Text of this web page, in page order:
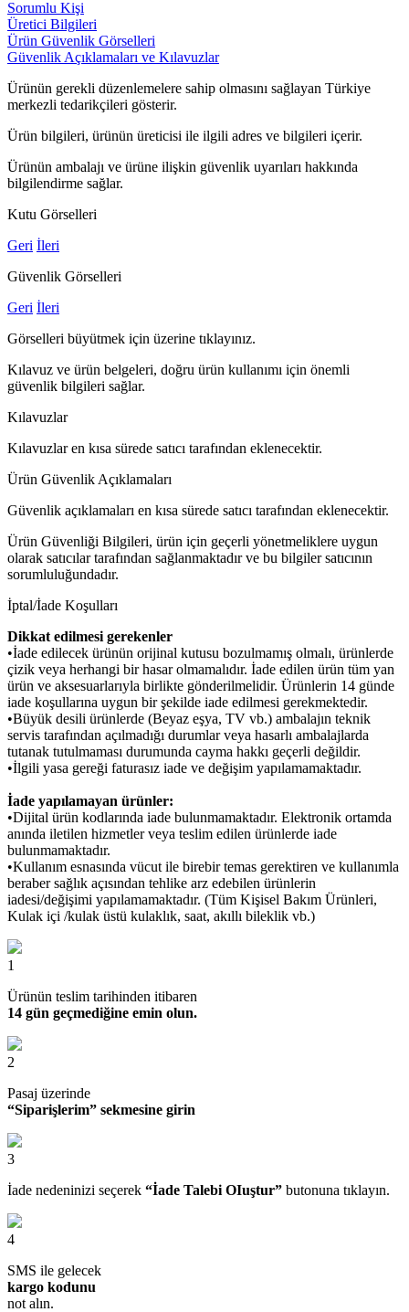
Sorumlu Kişi
Üretici Bilgileri
Ürün Güvenlik Görselleri
Güvenlik Açıklamaları ve Kılavuzlar
Ürünün gerekli düzenlemelere sahip olmasını sağlayan Türkiye
merkezli tedarikçileri gösterir.
Ürün bilgileri, ürünün üreticisi ile ilgili adres ve bilgileri içerir.
Ürünün ambalajı ve ürüne ilişkin güvenlik uyarıları hakkında
bilgilendirme sağlar.
Kutu Görselleri
Geri İleri
Güvenlik Görselleri
Geri İleri
Görselleri büyütmek için üzerine tıklayınız.
Kılavuz ve ürün belgeleri, doğru ürün kullanımı için önemli
güvenlik bilgileri sağlar.
Kılavuzlar
Kılavuzlar en kısa sürede satıcı tarafından eklenecektir.
Ürün Güvenlik Açıklamaları
Güvenlik açıklamaları en kısa sürede satıcı tarafından eklenecektir.
Ürün Güvenliği Bilgileri, ürün için geçerli yönetmeliklere uygun
olarak satıcılar tarafından sağlanmaktadır ve bu bilgiler satıcının
sorumluluğundadır.
İptal/İade Koşulları
Dikkat edilmesi gerekenler
•İade edilecek ürünün orijinal kutusu bozulmamış olmalı, ürünlerde
çizik veya herhangi bir hasar olmamalıdır. İade edilen ürün tüm yan
ürün ve aksesuarlarıyla birlikte gönderilmelidir. Ürünlerin 14 günde
iade koşullarına uygun bir şekilde iade edilmesi gerekmektedir.
•Büyük desili ürünlerde (Beyaz eşya, TV vb.) ambalajın teknik
servis tarafından açılmadığı durumlar veya hasarlı ambalajlarda
tutanak tutulmaması durumunda cayma hakkı geçerli değildir.
•İlgili yasa gereği faturasız iade ve değişim yapılamamaktadır.
İade yapılamayan ürünler:
•Dijital ürün kodlarında iade bulunmamaktadır. Elektronik ortamda
anında iletilen hizmetler veya teslim edilen ürünlerde iade
bulunmamaktadır.
•Kullanım esnasında vücut ile birebir temas gerektiren ve kullanımla
beraber sağlık açısından tehlike arz edebilen ürünlerin
iadesi/değişimi yapılamamaktadır. (Tüm Kişisel Bakım Ürünleri,
Kulak içi /kulak üstü kulaklık, saat, akıllı bileklik vb.)
1
Ürünün teslim tarihinden itibaren
14 gün geçmediğine emin olun.
2
Pasaj üzerinde
“Siparişlerim” sekmesine girin
3
İade nedeninizi seçerek “İade Talebi OIuştur” butonuna tıklayın.
4
SMS ile gelecek
kargo kodunu
not alın.